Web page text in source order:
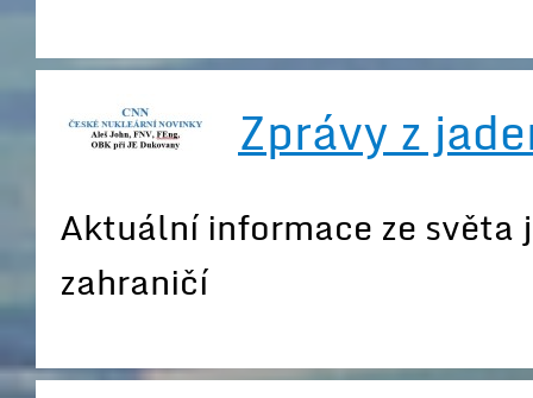
Zprávy z
Aktuální informace ze světa
zahraničí